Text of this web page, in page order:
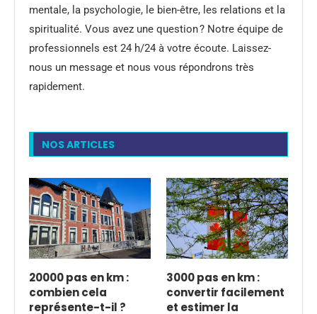
mentale, la psychologie, le bien-être, les relations et la
spiritualité. Vous avez une question ? Notre équipe de
professionnels est 24 h/24 à votre écoute. Laissez-
nous un message et nous vous répondrons très
rapidement.
NOS ARTICLES
20000 pas en km :
combien cela
représente-t-il ?
3000 pas en km :
convertir facilement
et estimer la